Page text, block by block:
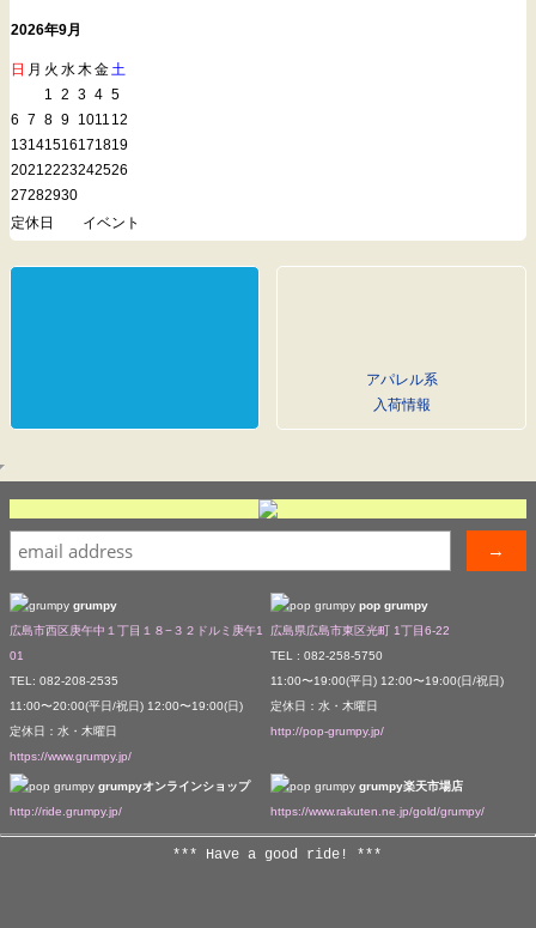
2026年9月
日 月 火 水木金土
1 2 3 4 5
6 7 8 9 1011 12
13141516171819
20212223242526
27282930
定休日
イベント
アパレル系
入荷情報
grumpy
広島市西区庚午中１丁目１８−３２ドルミ庚午1
01
TEL: 082-208-2535
11:00〜20:00(平日/祝日) 12:00〜19:00(日)
定休日：水・木曜日
https://www.grumpy.jp/
pop grumpy
広島県広島市東区光町 1丁目6-22
TEL : 082-258-5750
11:00〜19:00(平日) 12:00〜19:00(日/祝日)
定休日：水・木曜日
http://pop-grumpy.jp/
grumpyオンラインショップ
http://ride.grumpy.jp/
grumpy楽天市場店
https://www.rakuten.ne.jp/gold/grumpy/
*** Have a good ride! ***